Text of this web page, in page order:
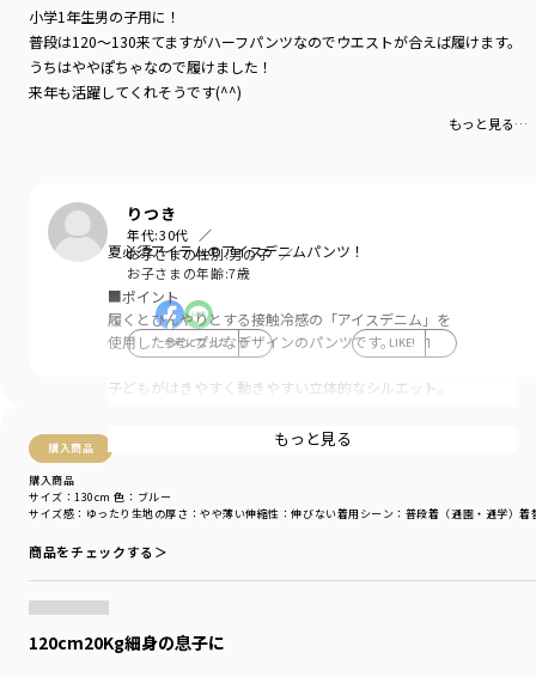
小学1年生男の子用に！
普段は120～130来てますがハーフパンツなのでウエストが合えば履けます。
うちはややぽちゃなので履けました！
来年も活躍してくれそうです(^^)
もっと見る…
りつき
年代:30代
お子さまの性別:男の子
お子さまの年齢:7歳
参考になった 0 LIKE! 1
購入商品
購入商品
サイズ感 ：ゆったり 生地の厚さ ：やや薄い伸縮性 ：伸びない着用シーン ：普段着（通園・通学）着
サイズ：130cm 色：ブルー
商品をチェックする＞
120cm20Kg細身の息子に
夏必須アイテムのアイスデニムパンツ！
■ポイント
履くとひんやりとする接触冷感の「アイスデニム」を
使用したシンプルなデザインのパンツです。
子どもがはきやすく動きやすい立体的なシルエット。
涼し気な印象の薄いブルーカラーと
クールなグレーは
深い色合いのネイビーは
インディゴを出来るだけ残したワンウォッシュです。
毎日使っていただけるしっかりとした
丈夫な生地を使用しています。
もっと見る